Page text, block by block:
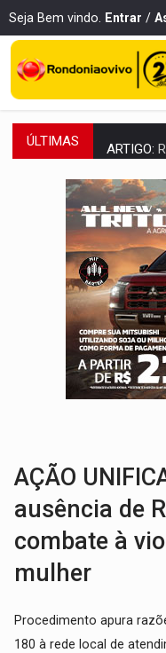
Seja Bem vindo. Entrar /
ÚLTIMAS ARTIGO:
DO
ROTA
AÇÃO
ausência de
combate à
mulher
Procedimento apura
180 à rede local de